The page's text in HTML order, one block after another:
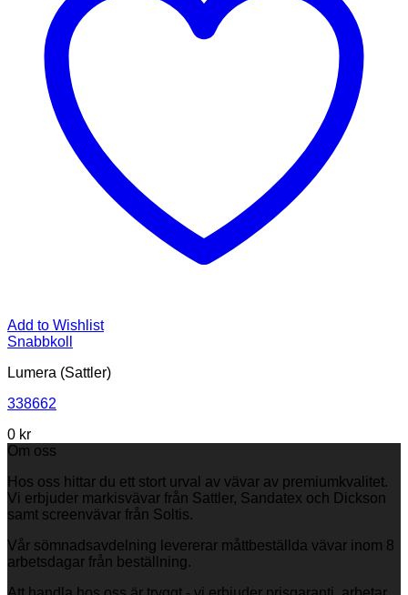
Add to Wishlist
Snabbkoll
Lumera (Sattler)
338662
0 kr
Om oss
Hos oss hittar du ett stort urval av vävar av premiumkvalitet.
Vi erbjuder markisvävar från Sattler, Sandatex och Dickson
samt screenvävar från Soltis.
Vår sömnadsavdelning levererar måttbeställda vävar inom 8
arbetsdagar från beställning.